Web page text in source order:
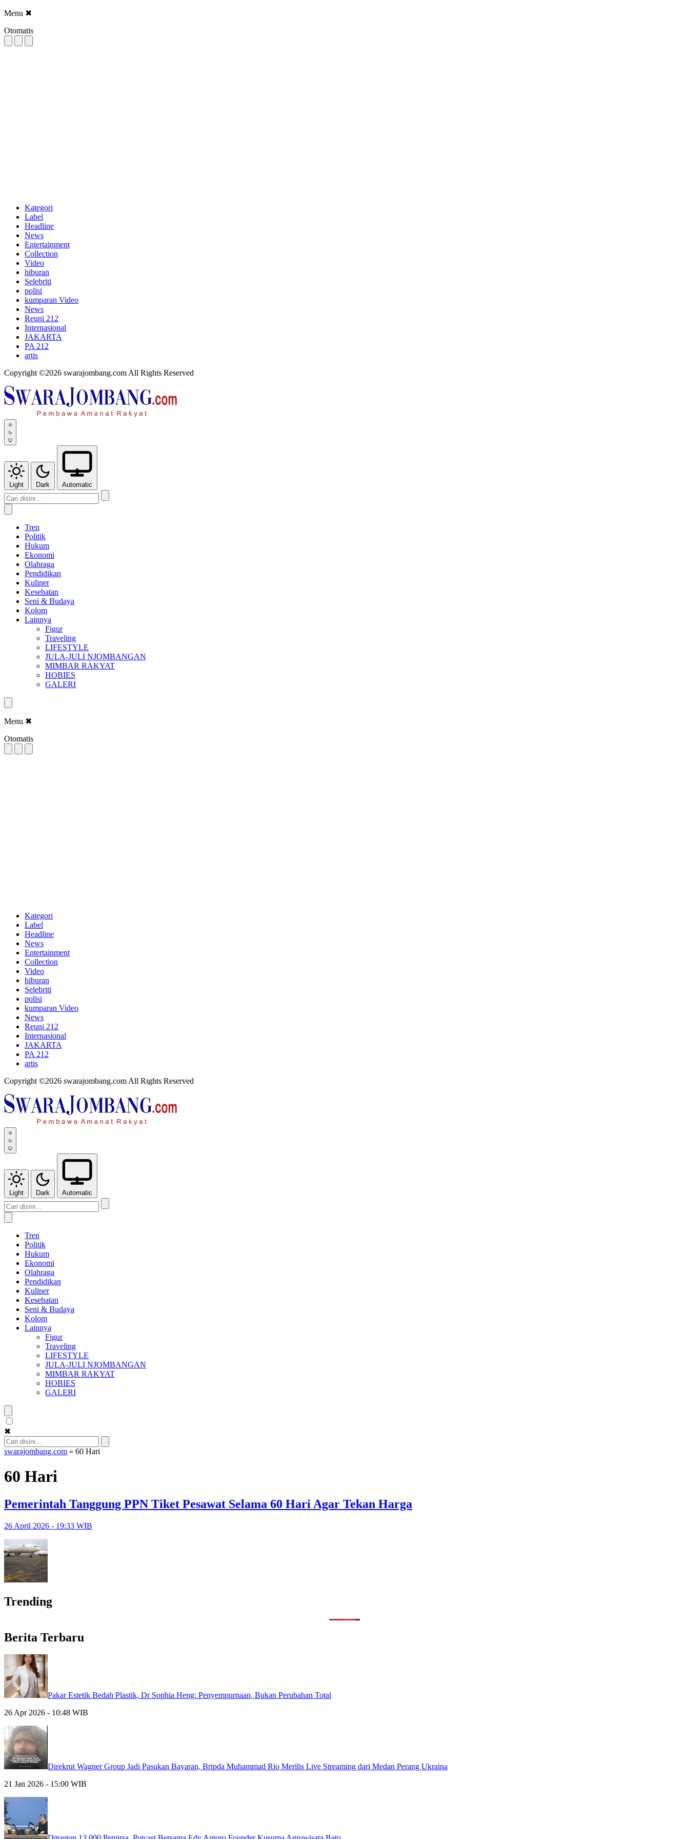
Menu ✖
Otomatis
Kategori
Label
Headline
News
Entertainment
Collection
Video
hiburan
Selebriti
polisi
kumparan Video
News
Reuni 212
Internasional
JAKARTA
PA 212
artis
Copyright ©2026 swarajombang.com All Rights Reserved
Light Dark Automatic
Tren
Politik
Hukum
Ekonomi
Olahraga
Pendidikan
Kuliner
Kesehatan
Seni & Budaya
Kolom
Lainnya
Figur
Traveling
LIFESTYLE
JULA-JULI NJOMBANGAN
MIMBAR RAKYAT
HOBIES
GALERI
Menu ✖
Otomatis
Kategori
Label
Headline
News
Entertainment
Collection
Video
hiburan
Selebriti
polisi
kumparan Video
News
Reuni 212
Internasional
JAKARTA
PA 212
artis
Copyright ©2026 swarajombang.com All Rights Reserved
Light Dark Automatic
Tren
Politik
Hukum
Ekonomi
Olahraga
Pendidikan
Kuliner
Kesehatan
Seni & Budaya
Kolom
Lainnya
Figur
Traveling
LIFESTYLE
JULA-JULI NJOMBANGAN
MIMBAR RAKYAT
HOBIES
GALERI
✖
swarajombang.com » 60 Hari
60 Hari
Pemerintah Tanggung PPN Tiket Pesawat Selama 60 Hari Agar Tekan Harga
26 April 2026 - 19:33 WIB
Trending
Berita Terbaru
Pakar Estetik Bedah Plastik, Dr Sophia Heng: Penyempurnaan, Bukan Perubahan Total
26 Apr 2026 - 10:48 WIB
Direkrut Wagner Group Jadi Pasukan Bayaran, Bripda Muhammad Rio Merilis Live Streaming dari Medan Perang Ukraina
21 Jan 2026 - 15:00 WIB